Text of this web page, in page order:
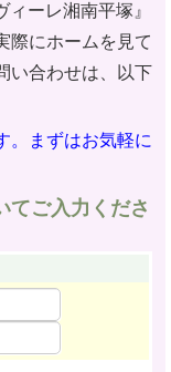
ィーレ湘南平塚』
際にホームを見て
い合わせは、以下
。まずはお気軽に
てご入力くださ